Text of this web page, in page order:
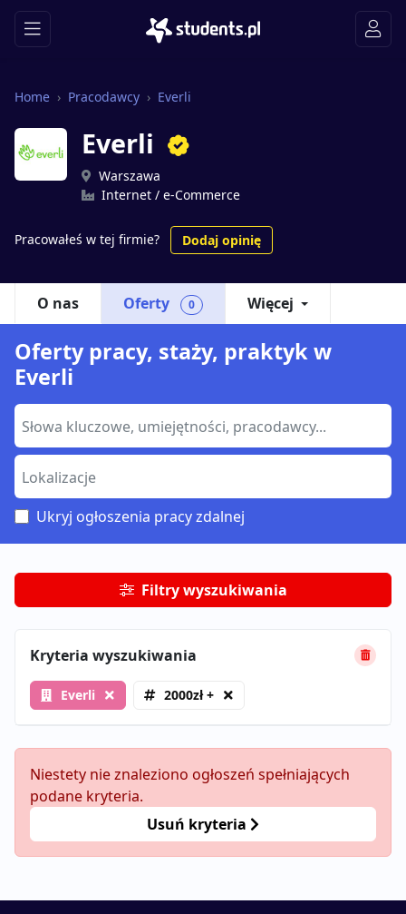
Home Pracodawcy Everli
Everli
Warszawa
Internet / e-Commerce
Pracowałeś w tej firmie? Dodaj opinię
O nas Oferty 0 Więcej
Oferty pracy, staży, praktyk w
Everli
Ukryj ogłoszenia pracy zdalnej
Filtry wyszukiwania
Kryteria wyszukiwania
Everli 2000zł +
Niestety nie znaleziono ogłoszeń spełniających
podane kryteria.
Usuń kryteria